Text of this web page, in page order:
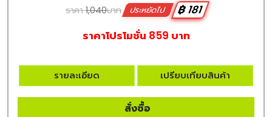
ราคา1,040บาท ประหยัดไป
฿ 181
ราคาโปรโมชั่น 859 บาท
รายละเอียด เปรียบเทียบสินค้า
สั่งซื้อ